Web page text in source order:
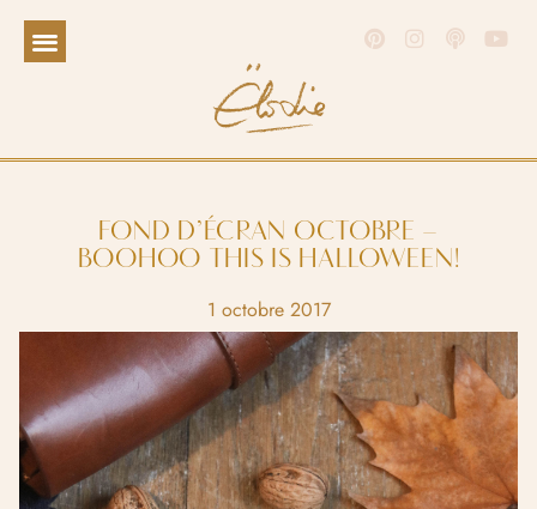
FOND D’ÉCRAN OCTOBRE –
BOOHOO THIS IS HALLOWEEN!
1 octobre 2017